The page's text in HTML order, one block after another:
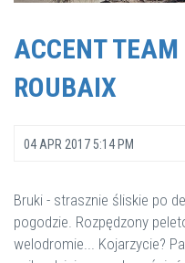
ACCENT
ROUBAIX
04 APR 2017 5:14 PM
Bruki - strasznie śliskie po
pogodzie. Rozpędzony
welodromie... Kojarzycie?